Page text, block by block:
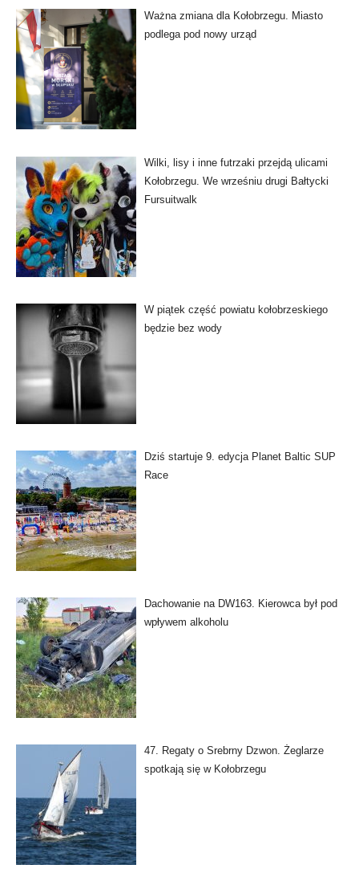
Ważna zmiana dla Kołobrzegu. Miasto
podlega pod nowy urząd
Wilki, lisy i inne futrzaki przejdą ulicami
Kołobrzegu. We wrześniu drugi Bałtycki
Fursuitwalk
W piątek część powiatu kołobrzeskiego
będzie bez wody
Dziś startuje 9. edycja Planet Baltic SUP
Race
Dachowanie na DW163. Kierowca był pod
wpływem alkoholu
47. Regaty o Srebrny Dzwon. Żeglarze
spotkają się w Kołobrzegu